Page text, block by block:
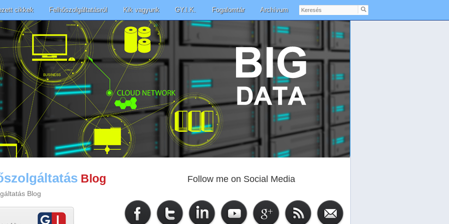
cikkek Felhőszolgáltatásról Kik vagyunk GY.I.K. Fogalomtár Archívum
Keresés
Blog
Blog
Follow me on Social Media